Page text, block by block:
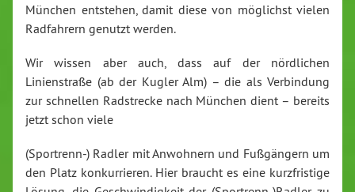
München entstehen, damit diese von möglichst vielen
Radfahrern genutzt werden.
Wir wissen aber auch, dass auf der nördlichen
Linienstraße (ab der Kugler Alm) – die als Verbindung
zur schnellen Radstrecke nach München dient – bereits
jetzt schon viele
(Sportrenn-) Radler mit Anwohnern und Fußgängern um
den Platz konkurrieren. Hier braucht es eine kurzfristige